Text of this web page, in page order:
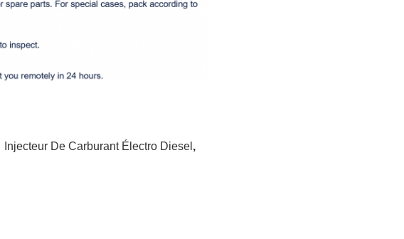
Injecteur De Carburant Électro Diesel ,